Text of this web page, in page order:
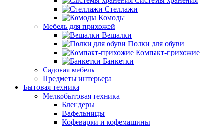
Стеллажи
Комоды
Мебель для прихожей
Вешалки
Полки для обуви
Компакт-прихожие
Банкетки
Садовая мебель
Предметы интерьера
Бытовая техника
Мелкобытовая техника
Блендеры
Вафельницы
Кофеварки и кофемашины